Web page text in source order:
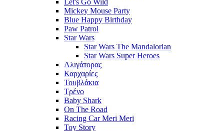
Let's Go Wild
Mickey Mouse Party
Blue Happy Birthday
Paw Patrol
Star Wars
Star Wars The Mandalorian
Star Wars Super Heroes
Αλιγάτορας
Καρχαρίες
Τουβλάκια
Τρένο
Baby Shark
On The Road
Racing Car Meri Meri
Toy Story